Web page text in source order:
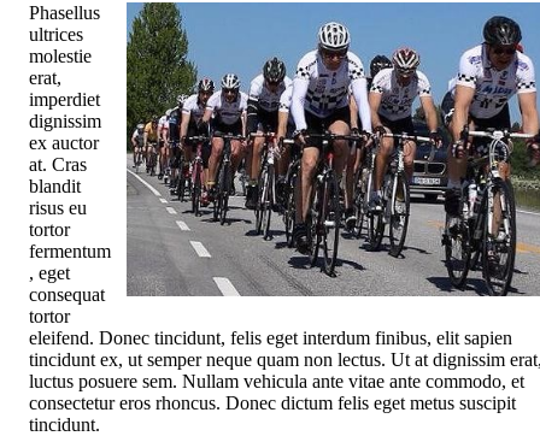
Phasellus
ultrices
molestie
erat,
imperdiet
dignissim
ex auctor
at. Cras
blandit
risus eu
tortor
fermentum
, eget
consequat
tortor
eleifend. Donec tincidunt, felis eget interdum finibus, elit sapien
tincidunt ex, ut semper neque quam non lectus. Ut at dignissim
luctus posuere sem. Nullam vehicula ante vitae ante commodo, et
consectetur eros rhoncus. Donec dictum felis eget metus suscipit
tincidunt.